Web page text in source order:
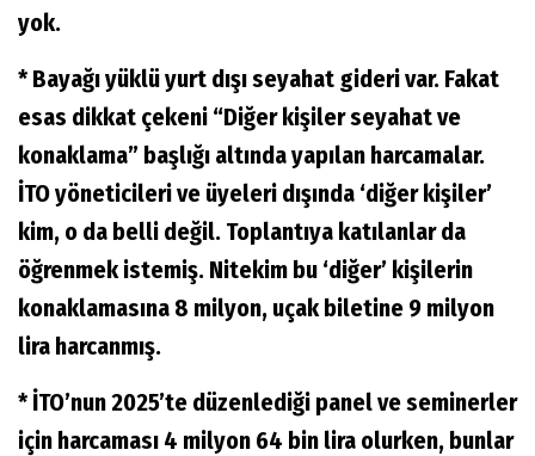
yok.
* Bayağı yüklü yurt dışı seyahat gideri var. Fakat
esas dikkat çekeni “Diğer kişiler seyahat ve
konaklama” başlığı altında yapılan harcamalar.
İTO yöneticileri ve üyeleri dışında ‘diğer kişiler’
kim, o da belli değil. Toplantıya katılanlar da
öğrenmek istemiş. Nitekim bu ‘diğer’ kişilerin
konaklamasına 8 milyon, uçak biletine 9 milyon
lira harcanmış.
* İTO’nun 2025’te düzenlediği panel ve seminerler
için harcaması 4 milyon 64 bin lira olurken, bunlar